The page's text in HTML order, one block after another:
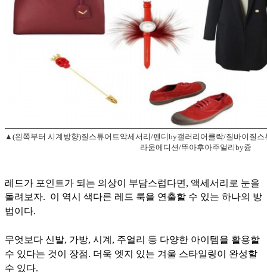
▲(왼쪽부터 시계방향)질스튜어트악세서리/펜디by갤러리어클락/질바이질
라움에디션/뚜아후아주얼리by쥼
레드가 포인트가 되는 의상이 부담스럽다면, 액세서리로 눈을
돌려보자. 이 역시 색다른 레드 룩을 연출할 수 있는 하나의 방
법이다.
무엇보다 신발, 가방, 시계, 주얼리 등 다양한 아이템을 활용할
수 있다는 것이 장점. 더욱 엣지 있는 겨울 스타일링이 완성할
수 있다.